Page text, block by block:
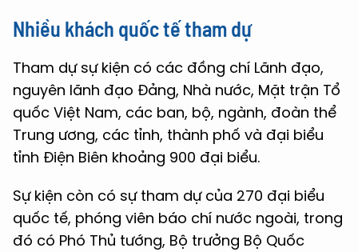
Nhiều khách quốc tế tham dự
Tham dự sự kiện có các đồng chí Lãnh đạo,
nguyên lãnh đạo Đảng, Nhà nước, Mặt trận Tổ
quốc Việt Nam, các ban, bộ, ngành, đoàn thể
Trung ương, các tỉnh, thành phố và đại biểu
tỉnh Điện Biên khoảng 900 đại biểu.
Sự kiện còn có sự tham dự của 270 đại biểu
quốc tế, phóng viên báo chí nước ngoài, trong
đó có Phó Thủ tướng, Bộ trưởng Bộ Quốc